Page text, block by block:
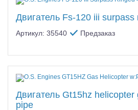
Двигатель Fs-120 iii
Артикул: 35540 Предзаказ
Двигатель Gt15hz
pipe